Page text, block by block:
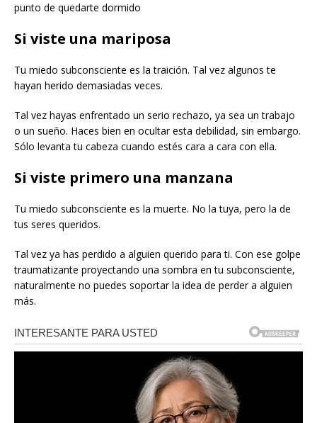
punto de quedarte dormido
Si viste una mariposa
Tu miedo subconsciente es la traición. Tal vez algunos te
hayan herido demasiadas veces.
Tal vez hayas enfrentado un serio rechazo, ya sea un trabajo
o un sueño. Haces bien en ocultar esta debilidad, sin embargo.
Sólo levanta tu cabeza cuando estés cara a cara con ella.
Si viste primero una manzana
Tu miedo subconsciente es la muerte. No la tuya, pero la de
tus seres queridos.
Tal vez ya has perdido a alguien querido para ti. Con ese golpe
traumatizante proyectando una sombra en tu subconsciente,
naturalmente no puedes soportar la idea de perder a alguien
más.